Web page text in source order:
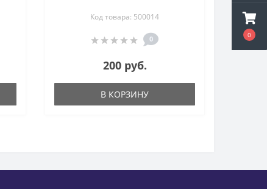
0
Код товара: 500014
0
200 руб.
В КОРЗИНУ